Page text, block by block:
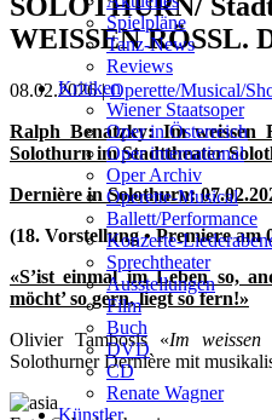
Spielpläne
Tanz-News
Reviews
Kritiken
Wiener Staatsoper
Oper in Österreich
Oper international
Oper Archiv
Operette-Musical
Ballett/Performance
Konzerte-
Sprechtheater
Ausstellungen
Film
Buch
DVD
CD
Renate Wagner
Künstler
WEISSEN RÖSSL.
08.02.2026 |Operette/Musical/
Ralph Benatzky: Im weissen
Solothurn im Stadttheater
Dernière in Solothurn:
(18. Vorstellung • Premiere am
«S’ist einmal im Leben so,
möcht’ so gern, liegt so fern!»
Olivier Tambosis «Im weissen
Solothurner Dernière mit